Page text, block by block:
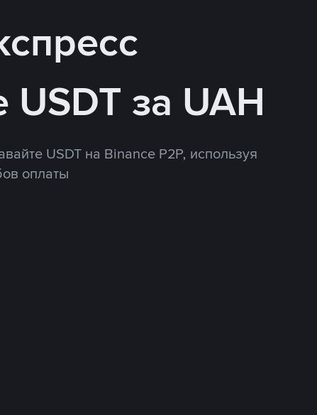
USDT за UAH
USDT на Binance P2P, используя
оплаты